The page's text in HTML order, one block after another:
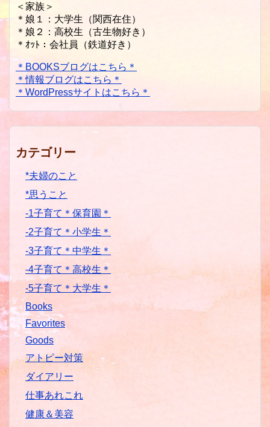
＜家族＞
＊娘１：大学生（関西在住）
＊娘２：高校生（古生物好き）
＊ｵｯﾄ：会社員（鉄道好き）
＊BOOKSブログはこちら＊
＊情報ブログはこちら＊
＊WordPressサイトはこちら＊
カテゴリー
*夫婦のこと
*思うこと
-1子育て＊保育園＊
-2子育て＊小学生＊
-3子育て＊中学生＊
-4子育て＊高校生＊
-5子育て＊大学生＊
Books
Favorites
Goods
アトピー対策
ダイアリー
仕事あれこれ
健康＆美容